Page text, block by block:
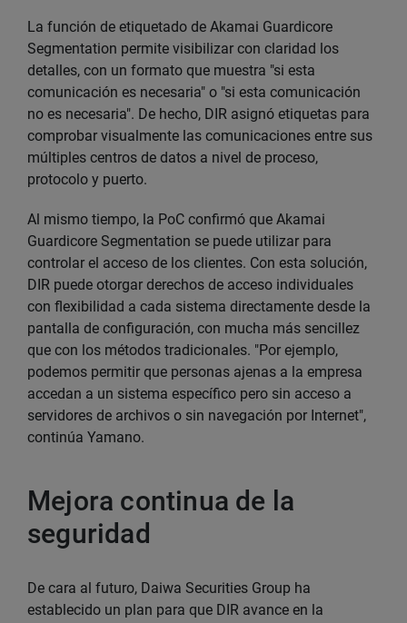
La función de etiquetado de Akamai Guardicore
Segmentation permite visibilizar con claridad los
detalles, con un formato que muestra "si esta
comunicación es necesaria" o "si esta comunicación
no es necesaria". De hecho, DIR asignó etiquetas para
comprobar visualmente las comunicaciones entre sus
múltiples centros de datos a nivel de proceso,
protocolo y puerto.
Al mismo tiempo, la PoC confirmó que Akamai
Guardicore Segmentation se puede utilizar para
controlar el acceso de los clientes. Con esta solución,
DIR puede otorgar derechos de acceso individuales
con flexibilidad a cada sistema directamente desde la
pantalla de configuración, con mucha más sencillez
que con los métodos tradicionales. "Por ejemplo,
podemos permitir que personas ajenas a la empresa
accedan a un sistema específico pero sin acceso a
servidores de archivos o sin navegación por Internet",
continúa Yamano.
Mejora continua de la
seguridad
De cara al futuro, Daiwa Securities Group ha
establecido un plan para que DIR avance en la